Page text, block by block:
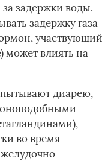
задержки воды.
задержку газа
участвующий
может влиять на
диарею,
во время